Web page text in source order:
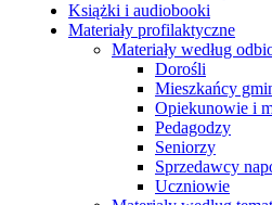
Książki i audiobooki
Materiały profilaktyczne
Materiały według
Dorośli
Mieszkańcy
Opiekunowie i
Pedagodzy
Seniorzy
Sprzedawcy
Uczniowie